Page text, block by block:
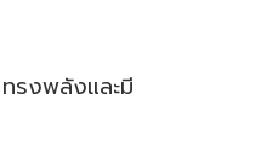
รงพลังและมี